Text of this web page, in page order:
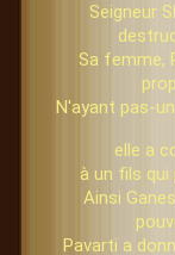
Seigneur
Sa femme,
N'ayant pas-
elle a
à un fils
Ainsi
Pavarti a